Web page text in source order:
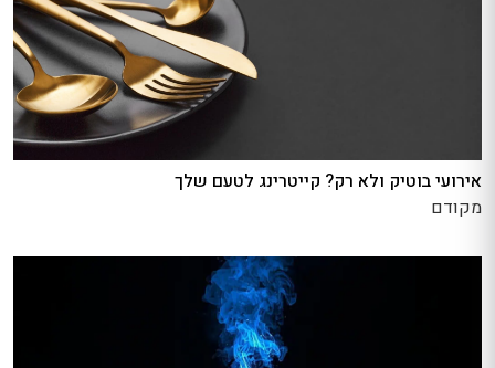
אירועי בוטיק ולא רק? קייטרינג לטעם שלך
מקודם